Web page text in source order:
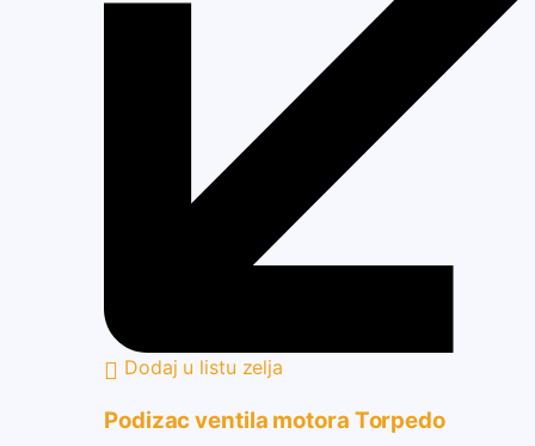
Dodaj u listu zelja
Podizac ventila motora Torpedo